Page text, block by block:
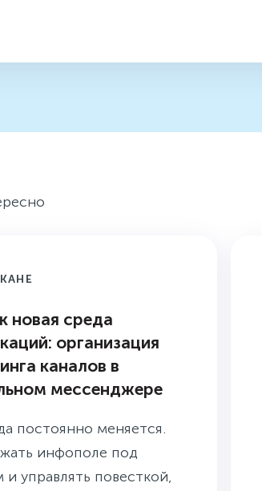
новая среда
организация
каналов в
мессенджере
постоянно меняется.
инфополе под
и управлять повеcткой,